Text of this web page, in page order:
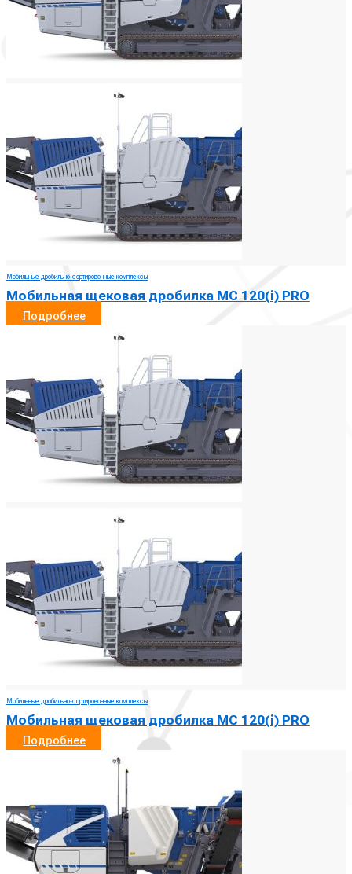
Мобильные дробильно-сортировочные комплексы
Мобильная щековая дробилка MC 120(i) PRO
Подробнее
Мобильные дробильно-сортировочные комплексы
Мобильная щековая дробилка MC 120(i) PRO
Подробнее